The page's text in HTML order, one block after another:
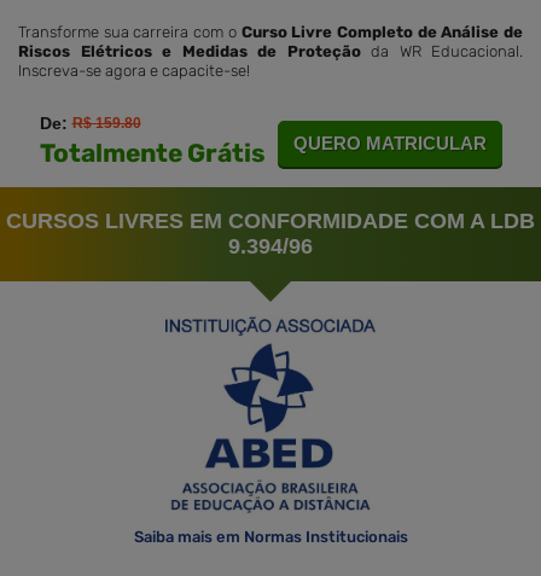
Transforme sua carreira com o Curso Livre Completo de Análise de
Riscos Elétricos e Medidas de Proteçãoda WR Educacional.
Inscreva-se agora e capacite-se!
De:R$ 159.80
Totalmente Grátis QUERO MATRICULAR
CURSOS LIVRES EM CONFORMIDADE COM A LDB
9.394/96
Saiba mais em Normas Institucionais